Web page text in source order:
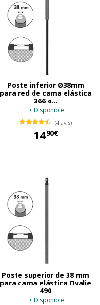
Poste inferior Ø38mm
para red de cama elástica
366 o...
Disponible
(4 avis)
1490€
Poste superior de 38 mm
para cama elástica Ovalie
490
Disponible